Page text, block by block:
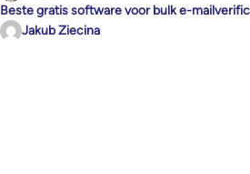
Beste gratis software voor bulk e-
Jakub Ziecina